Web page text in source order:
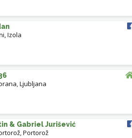
Izola
,Ljubljana
& Gabriel Jurišević
,Portorož